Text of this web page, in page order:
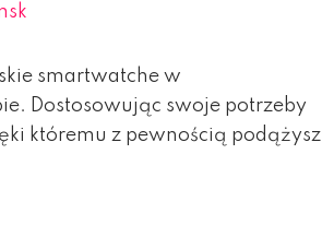
smartwatche w
Dostosowując swoje potrzeby
któremu z pewnością podążysz